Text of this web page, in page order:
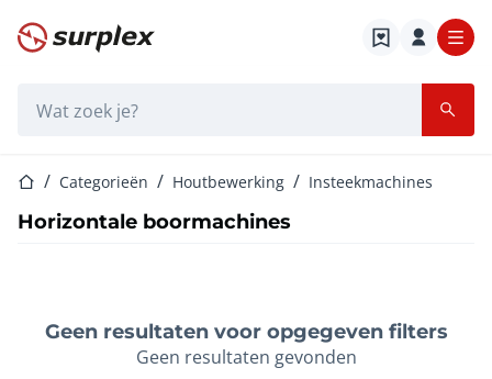
Startpagina
StartpaginaCategorieën Houtbewerking Insteekmachines
Horizontale boormachines
Geen resultaten voor opgegeven filters
Geen resultaten gevonden